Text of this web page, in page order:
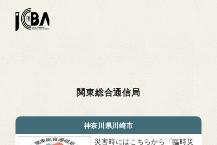
関東総合通信局
神奈川県川崎市
災害時にはこちらから「臨時災